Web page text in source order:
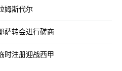
姆斯代尔
萨转会进行磋商
时注册迎战西甲